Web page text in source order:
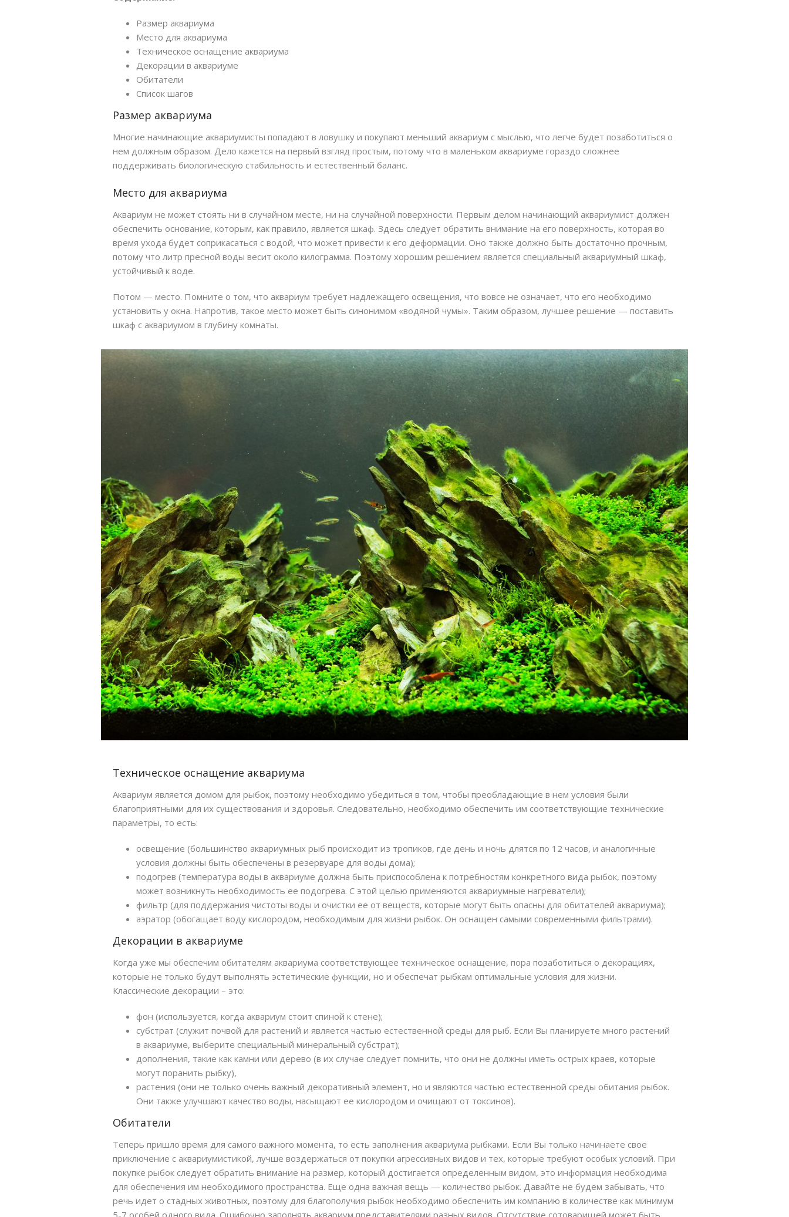
ФИЛЬТРЫ ДЛЯ ПРУДА
СВЕТИЛЬНИКИ ДЛЯ ПРУДА
НАГРЕВАТЕЛИ ДЛЯ ПРУДА
АКСЕССУАРЫ
Размер аквариума
Место для аквариума
Техническое оснащение аквариума
Декорации в аквариуме
Обитатели
Список шагов
Размер аквариума
Многие начинающие аквариумисты попадают в ловушку и покупают меньший аквариум с мыслью, что легче будет позаботиться о
нем должным образом. Дело кажется на первый взгляд простым, потому что в маленьком аквариуме гораздо сложнее
поддерживать биологическую стабильность и естественный баланс.
Место для аквариума
Аквариум не может стоять ни в случайном месте, ни на случайной поверхности. Первым делом начинающий аквариумист должен
обеспечить основание, которым, как правило, является шкаф. Здесь следует обратить внимание на его поверхность, которая во
время ухода будет соприкасаться с водой, что может привести к его деформации. Оно также должно быть достаточно прочным,
потому что литр пресной воды весит около килограмма. Поэтому хорошим решением является специальный аквариумный шкаф,
устойчивый к воде.
Потом — место. Помните о том, что аквариум требует надлежащего освещения, что вовсе не означает, что его необходимо
установить у окна. Напротив, такое место может быть синонимом «водяной чумы». Таким образом, лучшее решение — поставить
шкаф с аквариумом в глубину комнаты.
Техническое оснащение аквариума
Аквариум является домом для рыбок, поэтому необходимо убедиться в том, чтобы преобладающие в нем условия были
благоприятными для их существования и здоровья. Следовательно, необходимо обеспечить им соответствующие технические
параметры, то есть:
освещение (большинство аквариумных рыб происходит из тропиков, где день и ночь длятся по 12 часов, и аналогичные
условия должны быть обеспечены в резервуаре для воды дома);
подогрев (температура воды в аквариуме должна быть приспособлена к потребностям конкретного вида рыбок, поэтому
может возникнуть необходимость ее подогрева. С этой целью применяются аквариумные нагреватели);
фильтр (для поддержания чистоты воды и очистки ее от веществ, которые могут быть опасны для обитателей аквариума);
аэратор (обогащает воду кислородом, необходимым для жизни рыбок. Он оснащен самыми современными фильтрами).
Декорации в аквариуме
Когда уже мы обеспечим обитателям аквариума соответствующее техническое оснащение, пора позаботиться о декорациях,
которые не только будут выполнять эстетические функции, но и обеспечат рыбкам оптимальные условия для жизни.
Классические декорации – это:
фон (используется, когда аквариум стоит спиной к стене);
субстрат (служит почвой для растений и является частью естественной среды для рыб. Если Вы планируете много растений
в аквариуме, выберите специальный минеральный субстрат);
дополнения, такие как камни или дерево (в их случае следует помнить, что они не должны иметь острых краев, которые
могут поранить рыбку),
растения (они не только очень важный декоративный элемент, но и являются частью естественной среды обитания рыбок.
Они также улучшают качество воды, насыщают ее кислородом и очищают от токсинов).
Обитатели
Теперь пришло время для самого важного момента, то есть заполнения аквариума рыбками. Если Вы только начинаете свое
приключение с аквариумистикой, лучше воздержаться от покупки агрессивных видов и тех, которые требуют особых условий. При
покупке рыбок следует обратить внимание на размер, который достигается определенным видом, это информация необходима
для обеспечения им необходимого пространства. Еще одна важная вещь — количество рыбок. Давайте не будем забывать, что
речь идет о стадных животных, поэтому для благополучия рыбок необходимо обеспечить им компанию в количестве как минимум
ПОИСК